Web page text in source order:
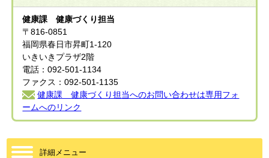
健康課 健康づくり担当
〒816-0851
福岡県春日市昇町1-120
いきいきプラザ2階
電話：092-501-1134
ファクス：092-501-1135
健康課 健康づくり担当へのお問い合わせは専用フォ
ームへのリンク
詳細メニュー